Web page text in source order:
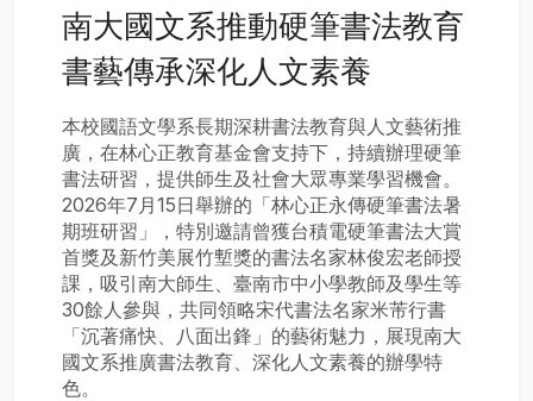
南大國文系推動硬筆書法教育
書藝傳承深化人文素養
本校國語文學系長期深耕書法教育與人文藝術推
廣，在林心正教育基金會支持下，持續辦理硬筆
書法研習，提供師生及社會大眾專業學習機會。
2026年7月15日舉辦的「林心正永傳硬筆書法暑
期班研習」，特別邀請曾獲台積電硬筆書法大賞
首獎及新竹美展竹塹獎的書法名家林俊宏老師授
課，吸引南大師生、臺南市中小學教師及學生等
30餘人參與，共同領略宋代書法名家米芾行書
「沉著痛快、八面出鋒」的藝術魅力，展現南大
國文系推廣書法教育、深化人文素養的辦學特
色。